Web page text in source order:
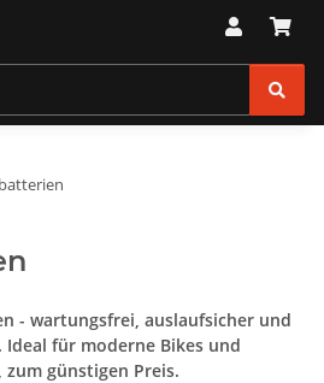
- wartungsfrei, auslaufsicher und
für moderne Bikes und
günstigen Preis.